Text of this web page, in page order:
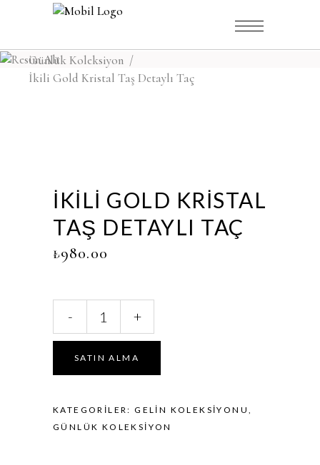
Günlük Koleksiyon /
İkili Gold Kristal Taş Detaylı Taç
İKILI GOLD KRISTAL
TAŞ DETAYLI TAÇ
₺980.00
Kristal
Detaylı
miktar
- +
SATIN ALMA
KATEGORILER:GELIN KOLEKSIYONU,
GÜNLÜK KOLEKSIYON